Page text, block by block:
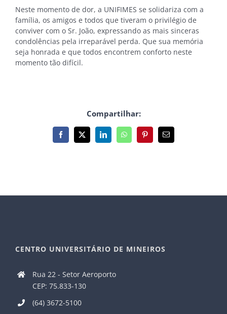
Neste momento de dor, a UNIFIMES se solidariza com a
família, os amigos e todos que tiveram o privilégio de
conviver com o Sr. João, expressando as mais sinceras
condolências pela irreparável perda. Que sua memória
seja honrada e que todos encontrem conforto neste
momento tão difícil.
Compartilhar:
Facebook
X LinkedInWhatsAppPinterest
E-
mail
CENTRO UNIVERSITÁRIO DE MINEIROS
Rua 22 - Setor Aeroporto
CEP: 75.833-130
(64) 3672-5100